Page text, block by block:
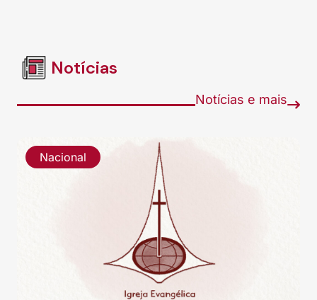
Notícias
Notícias e mais
Nacional